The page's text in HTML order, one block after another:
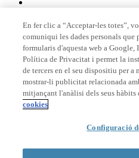
Membre de
Acreditacions
© 2026 La Salle Campus
En fer clic a “Acceptar-les totes”,
comuniqui les dades personals
formularis d'aquesta web a Google,
Política de Privacitat i permet la
de tercers en el seu dispositiu per a
mostrar-li publicitat relacionada
mitjançant l'anàlisi dels seus hàbits
cookies
Configuració